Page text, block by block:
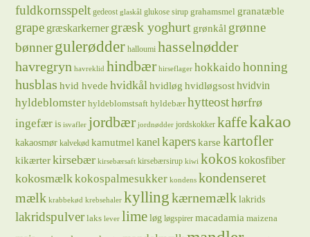
fuldkornsspelt gedeost glaskål glukose sirup grahamsmel granatæble
grape græskarkernergræsk yoghurt grønkål grønne
bønnergulerødder halloumi hasselnødder
havregryn havreklid hindbær hirseflager hokkaido honning
husblas hvid hvede hvidkålhvidløg hvidløgsost hvidvin
hyldeblomster hyldeblomstsaft hyldebær hytteosthørfrø
ingefær is isvafler jordbær jordnødder jordskokker kaffekakao
kakaosmør kalvekød kamutmel kanelkaperskarse kartofler
kikærterkirsebær kirsebærsaft kirsebærsirup kiwi kokoskokosfiber
kokosmælkkokospalmesukker kondens kondenseret
mælk krabbekød krebsehaler kylling kærnemælk lakrids
lakridspulver laks lever lime løg løgspirer macadamia maizena